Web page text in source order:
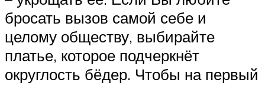
бросать вызов самой себе и
целому обществу, выбирайте
платье, которое подчеркнёт
округлость бёдер. Чтобы на первый